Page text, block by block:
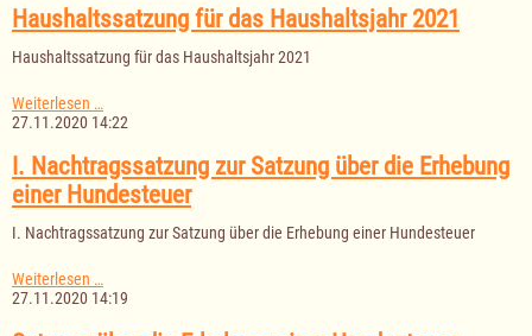
das
Haushaltsjahr
2021
Haushaltssatzung für das Haushaltsjahr 2021
Haushaltssatzung für das Haushaltsjahr 2021
Weiterlesen …
für
Haushaltsjahr
2021
27.11.2020 14:22
I. Nachtragssatzung zur Satzung über die Erhebung
einer Hundesteuer
I. Nachtragssatzung zur Satzung über die Erhebung einer Hundesteuer
Weiterlesen …I.
Nachtragssatzung
27.11.2020 14:19